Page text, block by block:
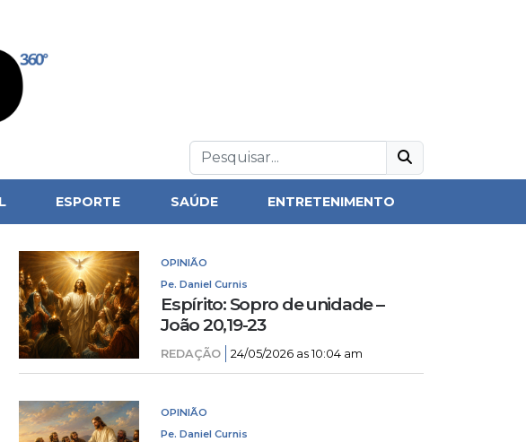
ESPORTE SAÚDE ENTRETENIMENTO
OPINIÃO
Pe. Daniel Curnis
Espírito: Sopro de unidade –
João 20,19-23
REDAÇÃO 24/05/2026 as 10:04 am
OPINIÃO
Pe. Daniel Curnis